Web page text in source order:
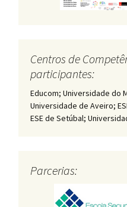
Centros de
participantes:
Educom; Universidade do
Universidade de Aveiro;
ESE de Setúbal;
Parcerias: